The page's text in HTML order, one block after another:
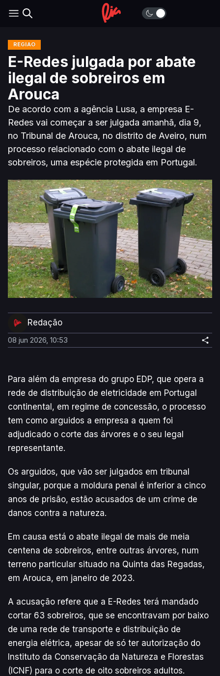
REGIÃO
E-Redes julgada por abate
ilegal de sobreiros em
Arouca
De acordo com a agência Lusa, a empresa E-
Redes vai começar a ser julgada amanhã, dia 9,
no Tribunal de Arouca, no distrito de Aveiro, num
processo relacionado com o abate ilegal de
sobreiros, uma espécie protegida em Portugal.
Redação
08 jun 2026, 10:53
Para além da empresa do grupo EDP, que opera a
rede de distribuição de eletricidade em Portugal
continental, em regime de concessão, o processo
tem como arguidos a empresa a quem foi
adjudicado o corte das árvores e o seu legal
representante.
Os arguidos, que vão ser julgados em tribunal
singular, porque a moldura penal é inferior a cinco
anos de prisão, estão acusados de um crime de
danos contra a natureza.
Em causa está o abate ilegal de mais de meia
centena de sobreiros, entre outras árvores, num
terreno particular situado na Quinta das Regadas,
em Arouca, em janeiro de 2023.
A acusação refere que a E-Redes terá mandado
cortar 63 sobreiros, que se encontravam por baixo
de uma rede de transporte e distribuição de
energia elétrica, apesar de só ter autorização do
Instituto da Conservação da Natureza e Florestas
(ICNF) para o corte de oito sobreiros adultos.